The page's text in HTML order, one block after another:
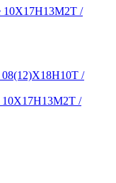
10Х17Н13М2Т /
/
10Х17Н13М2Т /